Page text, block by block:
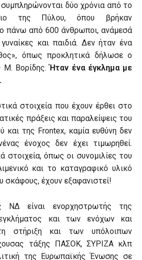
συμπληρώνονται δύο χρόνια από το
της Πύλου, όπου βρήκαν
πάνω από 600 άνθρωποι, ανάμεσά
και παιδιά. Δεν ήταν ένα
όπως προκλητικά δήλωσε ο
Μ. Βορίδης.Ήταν ένα έγκλημα με
στοιχεία που έχουν έρθει στο
πράξεις και παραλείψεις του
και της Frontex, καμία ευθύνη δεν
ένοχος δεν έχει τιμωρηθεί.
στοιχεία, όπως οι συνομιλίες του
και το καταγραφικό υλικό
σκάφους, έχουν εξαφανιστεί!
ΝΔ είναι ενορχηστρωτής της
και των ενόχων και
στήριξη και των υπόλοιπων
τάξης ΠΑΣΟΚ, ΣΥΡΙΖΑ κλπ
της Ευρωπαϊκής Ένωσης σε